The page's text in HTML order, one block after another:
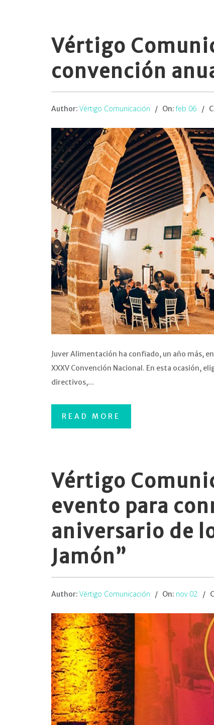
Vértigo
convención
Author: Vértigo Comunicación On:feb 06
Juver Alimentación ha confiado, un año más,
XXXV Convención Nacional. En esta ocasión,
directivos,...
READ MORE
Vértigo
evento para
aniversario de
Jamón”
Author: Vértigo Comunicación On: nov 02